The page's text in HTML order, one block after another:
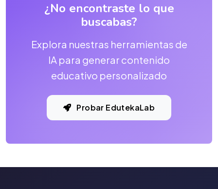
¿No encontraste lo que
buscabas?
Explora nuestras herramientas de
IA para generar contenido
educativo personalizado
Probar EdutekaLab